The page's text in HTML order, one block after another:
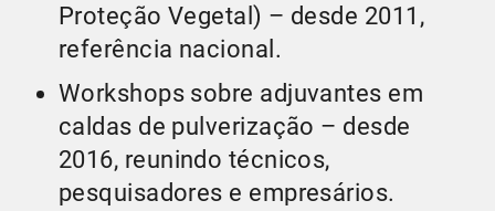
Proteção Vegetal) – desde 2011,
referência nacional.
Workshops sobre adjuvantes em
caldas de pulverização – desde
2016, reunindo técnicos,
pesquisadores e empresários.